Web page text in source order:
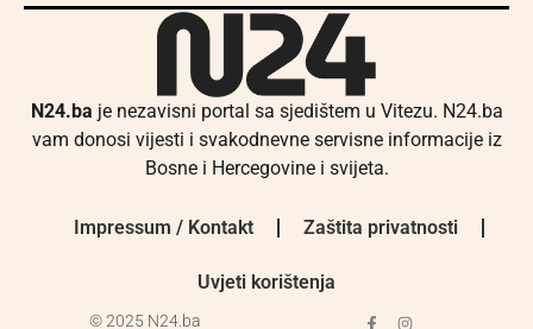
N24.ba je nezavisni portal sa sjedištem u Vitezu. N24.ba
vam donosi vijesti i svakodnevne servisne informacije iz
Bosne i Hercegovine i svijeta.
Impressum / Kontakt Zaštita privatnosti
Uvjeti korištenja
© 2025 N24.ba